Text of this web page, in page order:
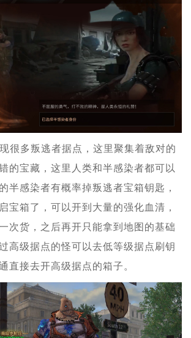
很多叛逃者据点，这里聚集着敌对的
的宝藏，这里人类和半感染者都可以
半感染者有概率掉叛逃者宝箱钥匙，
宝箱了，可以开到大量的强化血清，
次货，之后再开只能拿到地图的基础
高级据点的怪可以去低等级据点刷钥
直接去开高级据点的箱子。